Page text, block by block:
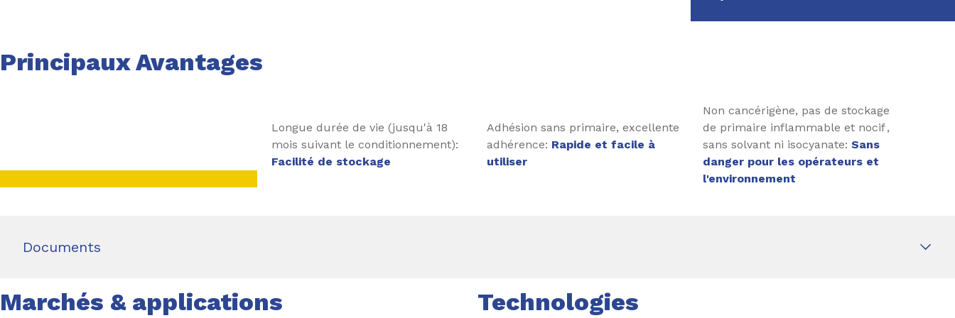
Principaux Avantages
Longue durée de vie (jusqu'à 18
mois suivant le conditionnement):
Facilité de stockage
Adhésion sans primaire, excellente
adhérence: Rapide et facile à
utiliser
Non cancérigène, pas de stockage
de primaire inflammable et nocif ,
sans solvant ni isocyanate: Sans
danger pour les opérateurs et
l'environnement
Documents
Marchés & applications Technologies